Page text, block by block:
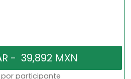
por participante